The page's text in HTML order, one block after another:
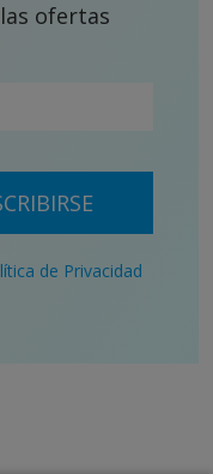
ofertas
de Privacidad